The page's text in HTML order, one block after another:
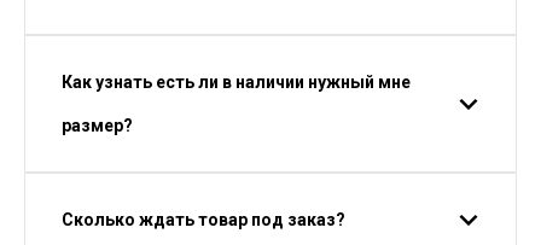
Как узнать есть ли в наличии нужный мне
размер?
Сколько ждать товар под заказ?